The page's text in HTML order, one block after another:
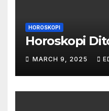
HOROSKOPI
Horoskopi
MARCH 9, 2025